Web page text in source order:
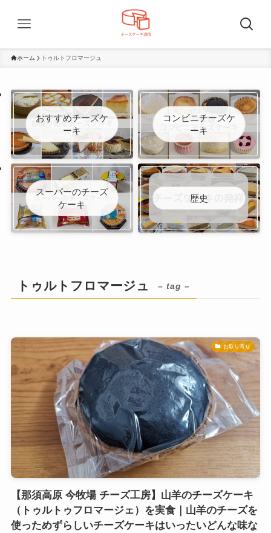
ホーム トゥルトフロマージュ
おすすめチーズケ
ーキ
コンビニチーズケ
ーキ
スーパーのチーズ
ケーキ
歴史
トゥルトフロマージュ – tag –
お取り寄せ
【那須高原 今牧場 チーズ工房】山羊のチーズケーキ
（トゥルトゥフロマージェ）を実食｜山羊のチーズを
使っためずらしいチーズケーキはいったいどんな味な